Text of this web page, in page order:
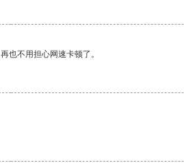
也不用担心网速卡顿了。